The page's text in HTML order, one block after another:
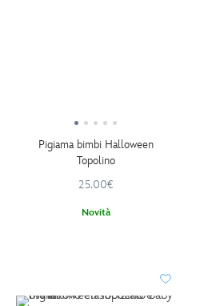
Pigiama bimbi Halloween
Topolino
25.00€
Novità